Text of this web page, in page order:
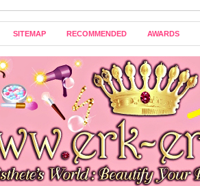
SITEMAP RECOMMENDED AWARDS